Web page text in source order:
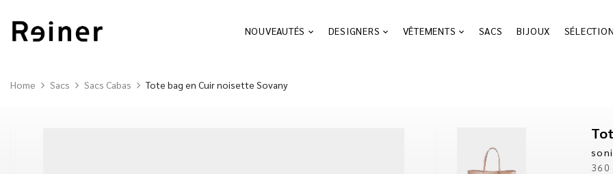
NOUVEAUTÉS DESIGNERS VÊTEMENTS SACS BIJOUX
Home Sacs Sacs Cabas Tote bag en Cuir noisette Sovany